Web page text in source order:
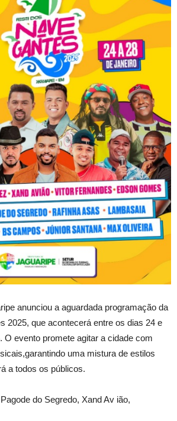
anunciou a aguardada programação da
2025, que acontecerá entre os dias 24 e
O evento promete agitar a cidade com
uma mistura de estilos
a todos os públicos.
do Segredo, Xand Av ião,